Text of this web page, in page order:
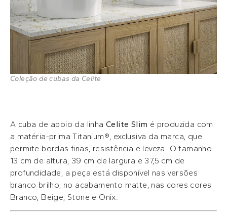
Coleção de cubas da Celite
A cuba de apoio da linha Celite Slim é produzida com
a matéria-prima Titanium®, exclusiva da marca, que
permite bordas finas, resistência e leveza. O tamanho
13 cm de altura, 39 cm de largura e 37,5 cm de
profundidade, a peça está disponível nas versões
branco brilho, no acabamento matte, nas cores cores
Branco, Beige, Stone e Onix.